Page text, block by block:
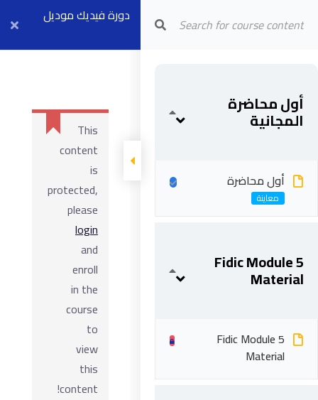
Arab Center for Arbitration
دورة فيديك موديل
٥
أول محاضرة
المجانية
أول محاضرة
Fidic Module 5
Material
Fidic Module 5
Material
This
content
is
protected,
please
login
and
enroll
in the
course
to
view
this
content!